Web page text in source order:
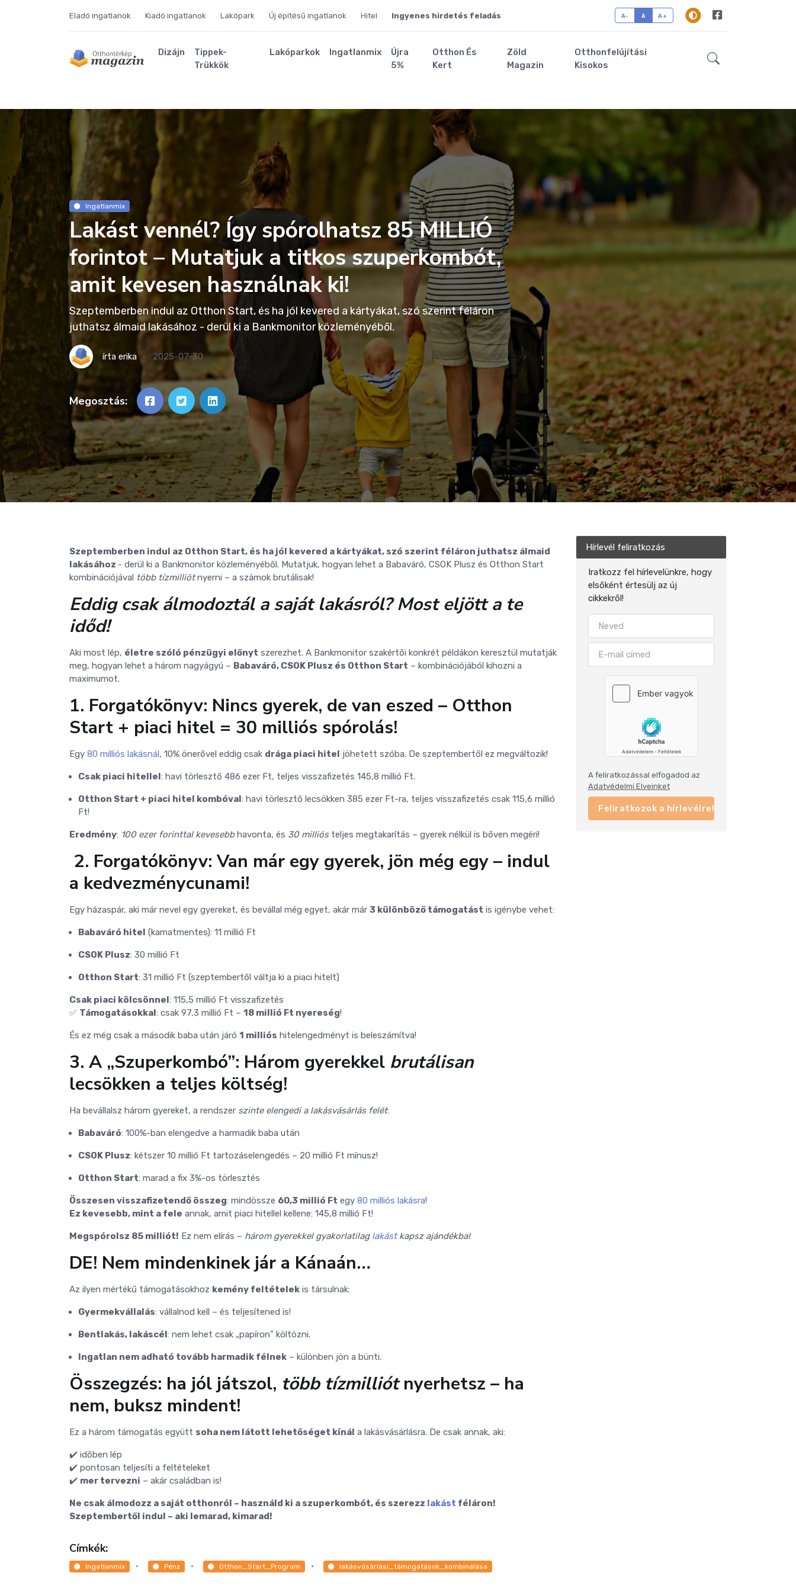
Eladó ingatlanok Kiadó ingatlanok Lakópark Új építésű ingatlanok Hitel Ingyenes hirdetés feladás A- A A+
Dizájn
Tippek-
Trükkök
Lakóparkok Ingatlanmix
Újra
5%
Otthon És
Kert
Zöld
Magazin
Otthonfelújítási
Kisokos
Ingatlanmix
Lakást vennél? Így spórolhatsz 85 MILLIÓ
forintot – Mutatjuk a titkos szuperkombót,
amit kevesen használnak ki!
Szeptemberben indul az Otthon Start, és ha jól kevered a kártyákat, szó szerint féláron
juthatsz álmaid lakásához - derül ki a Bankmonitor közleményéből.
írta erika 2025-07-30
Megosztás:
Szeptemberben indul az Otthon Start, és ha jól kevered a kártyákat, szó szerint féláron juthatsz álmaid
lakásához - derül ki a Bankmonitor közleményéből. Mutatjuk, hogyan lehet a Babaváró, CSOK Plusz és Otthon Start
kombinációjával több tízmilliótnyerni – a számok brutálisak!
Eddig csak álmodoztál a saját lakásról? Most eljött a te
időd!
Aki most lép, életre szóló pénzügyi előnyt szerezhet. A Bankmonitor szakértői konkrét példákon keresztül mutatják
meg, hogyan lehet a három nagyágyú – Babaváró, CSOK Plusz és Otthon Start – kombinációjából kihozni a
maximumot.
1. Forgatókönyv: Nincs gyerek, de van eszed – Otthon
Start + piaci hitel = 30 milliós spórolás!
Egy 80 milliós lakásnál, 10% önerővel eddig csak drága piaci hitel jöhetett szóba. De szeptembertől ez megváltozik!
Csak piaci hitellel: havi törlesztő 486 ezer Ft, teljes visszafizetés 145,8 millió Ft.
Otthon Start + piaci hitel kombóval: havi törlesztő lecsökken 385 ezer Ft-ra, teljes visszafizetés csak 115,6 millió
Ft!
Eredmény: 100 ezer forinttal kevesebbhavonta, és 30 milliósteljes megtakarítás – gyerek nélkül is bőven megéri!
‍‍ 2. Forgatókönyv: Van már egy gyerek, jön még egy – indul
a kedvezménycunami!
Egy házaspár, aki már nevel egy gyereket, és bevállal még egyet, akár már 3 különböző támogatást is igénybe vehet:
Babaváró hitel (kamatmentes): 11 millió Ft
CSOK Plusz: 30 millió Ft
Otthon Start: 31 millió Ft (szeptembertől váltja ki a piaci hitelt)
Csak piaci kölcsönnel: 115,5 millió Ft visszafizetés
✅ Támogatásokkal: csak 97,3 millió Ft – 18 millió Ft nyereség!
És ez még csak a második baba után járó 1 milliós hitelengedményt is beleszámítva!
3. A „Szuperkombó”: Három gyerekkel brutálisan
lecsökken a teljes költség!
Ha bevállalsz három gyereket, a rendszer szinte elengedi a lakásvásárlás felét:
Babaváró: 100%-ban elengedve a harmadik baba után
CSOK Plusz: kétszer 10 millió Ft tartozáselengedés – 20 millió Ft mínusz!
Otthon Start: marad a fix 3%-os törlesztés
Összesen visszafizetendő összeg: mindössze 60,3 millió Ft egy 80 milliós lakásra!
Ez kevesebb, mint a fele annak, amit piaci hitellel kellene: 145,8 millió Ft!
Megspórolsz 85 milliót! Ez nem elírás – három gyerekkel gyakorlatilag lakástkapsz ajándékba!
DE! Nem mindenkinek jár a Kánaán…
Az ilyen mértékű támogatásokhoz kemény feltételek is társulnak:
Gyermekvállalás: vállalnod kell – és teljesítened is!
Bentlakás, lakáscél: nem lehet csak „papíron” költözni.
Ingatlan nem adható tovább harmadik félnek – különben jön a bünti.
Összegzés: ha jól játszol, több tízmilliótnyerhetsz – ha
nem, buksz mindent!
Ez a három támogatás együtt soha nem látott lehetőséget kínál a lakásvásárlásra. De csak annak, aki:
✔️ időben lép
✔️ pontosan teljesíti a feltételeket
✔️ mer tervezni – akár családban is!
Ne csak álmodozz a saját otthonról – használd ki a szuperkombót, és szerezz lakást féláron!
Szeptembertől indul – aki lemarad, kimarad!
Címkék:
Ingatlanmix Pénz Otthon_Start_Program lakásvásárlási_támogatások_kombinálása
Hírlevél feliratkozás
Iratkozz fel hírlevelünkre, hogy
elsőként értesülj az új
cikkekről!
A feliratkozással elfogadod az
Adatvédelmi Elveinket
Feliratkozok a hírlevélre!